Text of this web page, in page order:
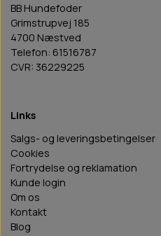
BB Hundefoder
Grimstrupvej 185
4700 Næstved
Telefon: 61516787
CVR: 36229225
Links
Salgs- og leveringsbetingelser
Cookies
Fortrydelse og reklamation
Kunde login
Om os
Kontakt
Blog